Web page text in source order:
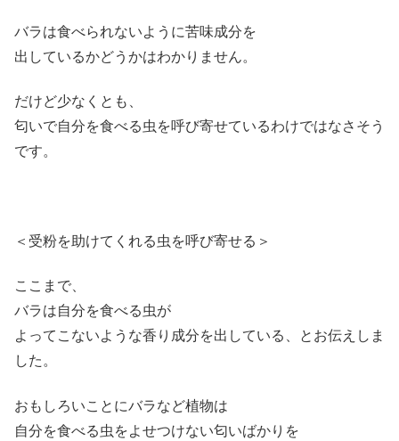
バラは食べられないように苦味成分を
出しているかどうかはわかりません。
だけど少なくとも、
匂いで自分を食べる虫を呼び寄せているわけではなさそう
です。
＜受粉を助けてくれる虫を呼び寄せる＞
ここまで、
バラは自分を食べる虫が
よってこないような香り成分を出している、とお伝えしま
した。
おもしろいことにバラなど植物は
自分を食べる虫をよせつけない匂いばかりを